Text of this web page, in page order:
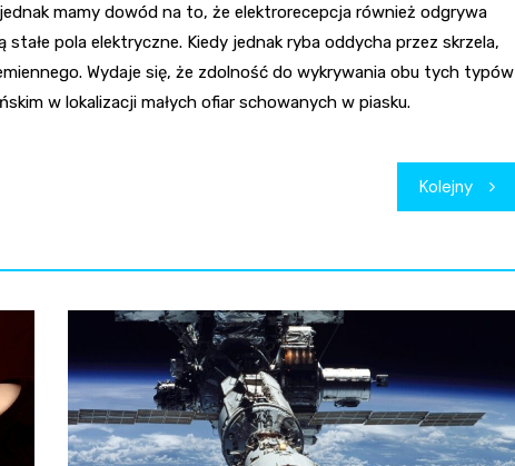
mamy dowód na to, że elektrorecepcja również odgrywa
pola elektryczne. Kiedy jednak ryba oddycha przez skrzela,
Wydaje się, że zdolność do wykrywania obu tych typów
w lokalizacji małych ofiar schowanych w piasku.
Kolejny